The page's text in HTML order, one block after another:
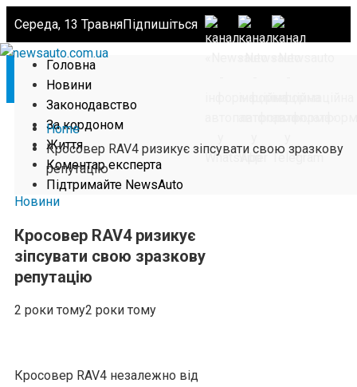
Середа, 13 ТравняПідпишіться
Головна
Новини
Законодавство
За кордоном
Життя
Коментар експерта
Підтримайте NewsAuto
Home
Кросовер RAV4 ризикує зіпсувати свою зразкову
репутацію
Новини
Кросовер RAV4 ризикує
зіпсувати свою зразкову
репутацію
2 роки тому2 роки тому
Кросовер RAV4 незалежно від